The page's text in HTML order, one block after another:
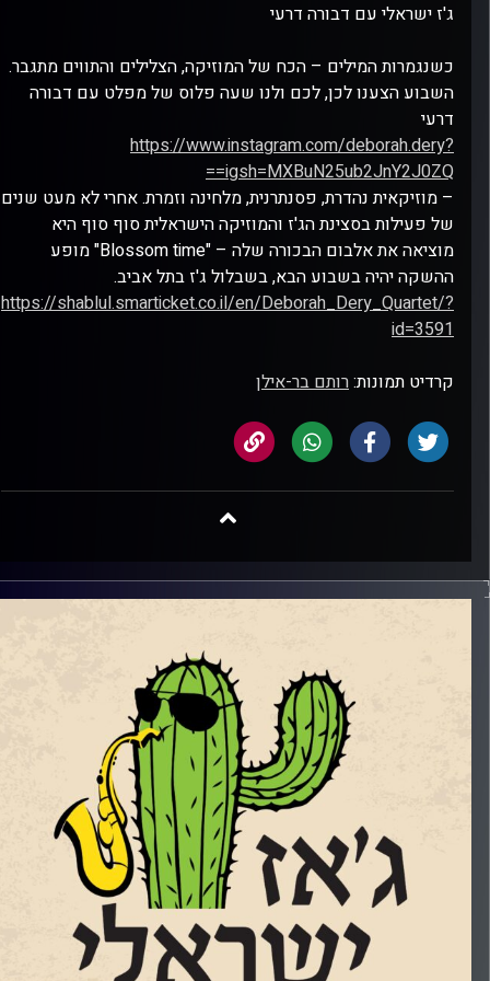
ג'ז ישראלי עם דבורה דרעי
כשנגמרות המילים – הכח של המוזיקה, הצלילים והתווים מתגבר.
השבוע הצענו לכן, לכם ולנו שעה פלוס של מפלט עם דבורה
https://www.instagram.com/deborah.dery?
igsh=MXBuN25ub2JnY2J0ZQ==
– מוזיקאית נהדרת, פסנתרנית, מלחינה וזמרת. אחרי לא מעט שנים
של פעילות בסצינת הג'ז והמוזיקה הישראלית סוף סוף היא
מוציאה את אלבום הבכורה שלה – "Blossom time" מופע
ההשקה יהיה בשבוע הבא, בשבלול ג'ז בתל אביב.
https://shablul.smarticket.co.il/en/Deborah_Dery_Quartet/?
id=3591
קרדיט תמונות:רותם בר-אילן